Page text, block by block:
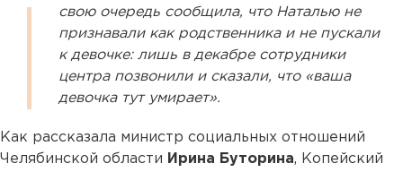
свою очередь сообщила, что Наталью не
признавали как родственника и не пускали
к девочке: лишь в декабре сотрудники
центра позвонили и сказали, что «ваша
девочка тут умирает».
Как рассказала министр социальных отношений
Челябинской области Ирина Буторина, Копейский